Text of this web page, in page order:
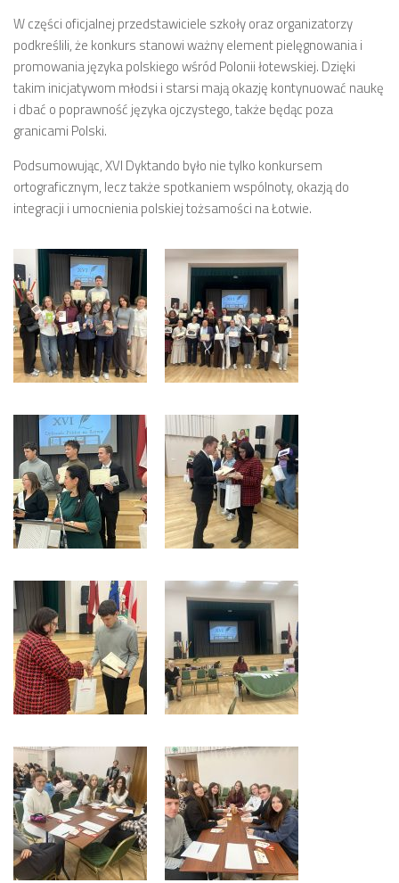
W części oficjalnej przedstawiciele szkoły oraz organizatorzy
podkreślili, że konkurs stanowi ważny element pielęgnowania i
promowania języka polskiego wśród Polonii łotewskiej. Dzięki
takim inicjatywom młodsi i starsi mają okazję kontynuować naukę
i dbać o poprawność języka ojczystego, także będąc poza
granicami Polski.
Podsumowując, XVI Dyktando było nie tylko konkursem
ortograficznym, lecz także spotkaniem wspólnoty, okazją do
integracji i umocnienia polskiej tożsamości na Łotwie.